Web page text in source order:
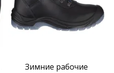
Зимние рабочие